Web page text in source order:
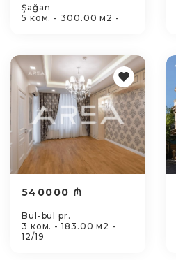
Şağan
5 ком. - 300.00 м2 -
540000 ₼
Bül-bül pr.
3 ком. - 183.00 м2 -
12/19